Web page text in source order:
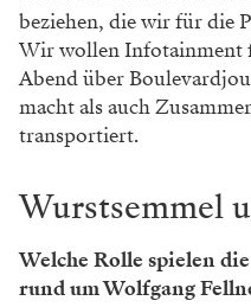
beziehen, die wir für die
Wir wollen Infotainment
Abend über
macht als auch
transportiert.
Wurstsemmel
Welche Rolle spielen
rund um Wolfgang